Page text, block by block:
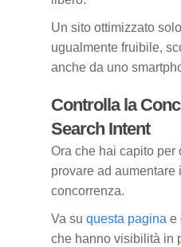
Un sito ottimizzato
ugualmente fruibile,
anche da uno
Controlla la
Search Intent
Ora che hai capito per
provare ad
concorrenza.
Va su questa pagina e
che hanno visibilità in